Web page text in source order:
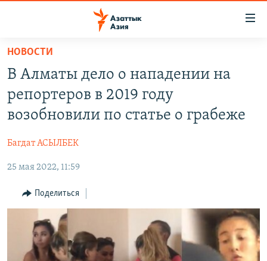
Вернуться
основному
содержанию
Вернутся
главной
Вернутся
поиску
КЫРГЫЗСТАН
ТАДЖИКИСТАН
ВОЙНА В УКРАИНЕ
ҚАЗАҚША
КЫРГЫЗЧА
ЎЗБЕКЧА
TÜRKMENÇE
Все сайты РСЕ/РС
НОВОСТИ
В Алматы дело о нападении на
репортеров в 2019 году
возобновили по статье о грабеже
Багдат АСЫЛБЕК
25 мая 2022, 11:59
Поделиться